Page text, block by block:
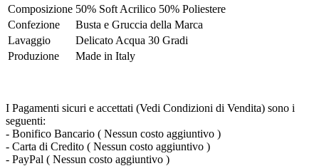
Composizione 50% Soft Acrilico 50% Poliestere
Confezione
Busta e Gruccia della Marca
Lavaggio
Delicato Acqua 30 Gradi
Produzione
Made in Italy
I Pagamenti sicuri e accettati (Vedi Condizioni di Vendita) sono i
seguenti:
- Bonifico Bancario ( Nessun costo aggiuntivo )
- Carta di Credito ( Nessun costo aggiuntivo )
- PayPal ( Nessun costo aggiuntivo )